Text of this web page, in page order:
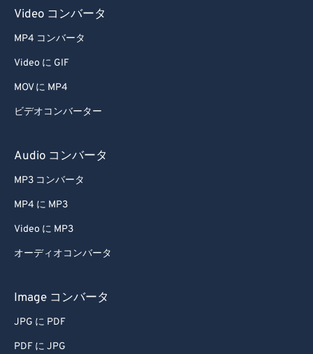
Video コンバータ
MP4 コンバータ
Video に GIF
MOV に MP4
ビデオコンバーター
Audio コンバータ
MP3 コンバータ
MP4 に MP3
Video に MP3
オーディオコンバータ
Image コンバータ
JPG に PDF
PDF に JPG